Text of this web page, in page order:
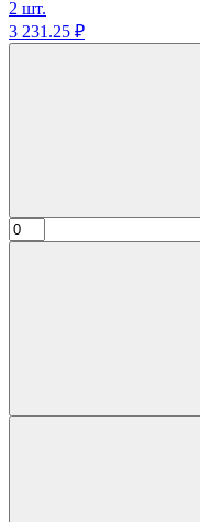
2 шт.
3 231.25 ₽